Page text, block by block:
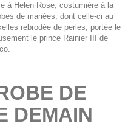
à Helen Rose, costumière à la
de mariées, dont celle-ci au
rebrodée de perles, portée le
le prince Rainier III de
DE
DEMAIN